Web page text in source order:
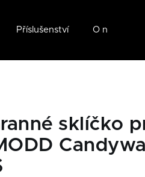
Příslušenství O nás
sklíčko